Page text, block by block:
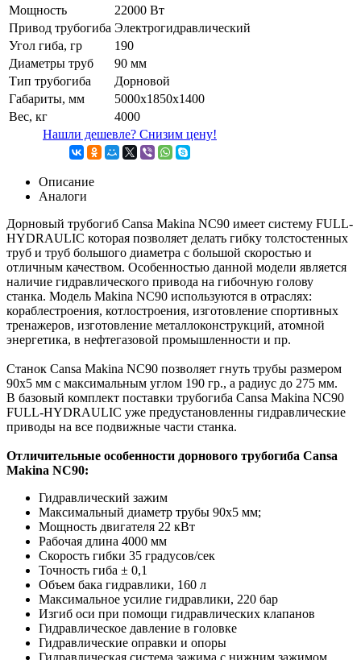
Мощность
22000 Вт
Привод трубогиба Электрогидравлический
Угол гиба, гр
190
Диаметры труб
90 мм
Тип трубогиба
Дорновой
Габариты, мм
5000х1850х1400
Вес, кг
4000
Нашли дешевле? Снизим цену!
Описание
Аналоги
Дорновый трубогиб Cansa Makina NC90 имеет систему FULL-
HYDRAULIC которая позволяет делать гибку толстостенных
труб и труб большого диаметра с большой скоростью и
отличным качеством. Особенностью данной модели является
наличие гидравлического привода на гибочную голову
станка. Модель Makina NC90 используются в отраслях:
кораблестроения, котлостроения, изготовление спортивных
тренажеров, изготовление металлоконструкций, атомной
энергетика, в нефтегазовой промышленности и пр.
Станок Cansa Makina NC90 позволяет гнуть трубы размером
90х5 мм с максимальным углом 190 гр., а радиус до 275 мм.
В базовый комплект поставки трубогиба Cansa Makina NC90
FULL-HYDRAULIC уже предустановленны гидравлические
приводы на все подвижные части станка.
Отличительные особенности дорнового трубогиба Cansa
Makina NC90:
Гидравлический зажим
Максимальный диаметр трубы 90х5 мм;
Мощность двигателя 22 кВт
Рабочая длина 4000 мм
Скорость гибки 35 градусов/сек
Точность гиба ± 0,1
Объем бака гидравлики, 160 л
Максимальное усилие гидравлики, 220 бар
Изгиб оси при помощи гидравлических клапанов
Гидравлическое давление в головке
Гидравлические оправки и опоры
Гидравлическая система зажима с нижним зажимом